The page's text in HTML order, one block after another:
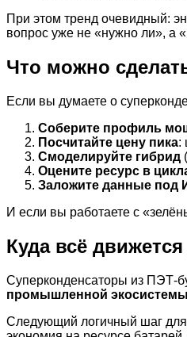
При этом тренд очевидный:
вопрос уже не «нужно ли», а
Что можно
Если вы думаете о
Соберите профиль
Посчитайте цену пика:
Смоделируйте гибрид
Оцените ресурс в
Заложите данные под
И если вы работаете с
Куда всё
Суперконденсаторы из ПЭТ-
промышленной
Следующий логичный шаг для